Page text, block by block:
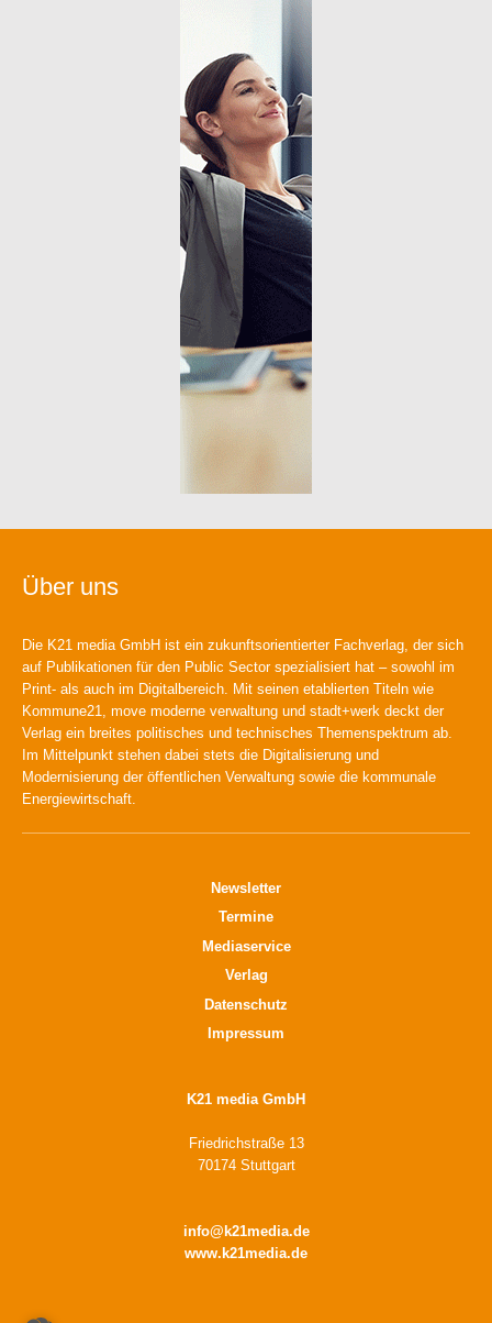
Über uns
Die K21 media GmbH ist ein zukunftsorientierter Fachverlag, der sich
auf Publikationen für den Public Sector spezialisiert hat – sowohl im
Print- als auch im Digitalbereich. Mit seinen etablierten Titeln wie
Kommune21, move moderne verwaltung und stadt+werk deckt der
Verlag ein breites politisches und technisches Themenspektrum ab.
Im Mittelpunkt stehen dabei stets die Digitalisierung und
Modernisierung der öffentlichen Verwaltung sowie die kommunale
Energiewirtschaft.
Newsletter
Termine
Mediaservice
Verlag
Datenschutz
Impressum
K21 media GmbH
Friedrichstraße 13
70174 Stuttgart
info@k21media.de
www.k21media.de